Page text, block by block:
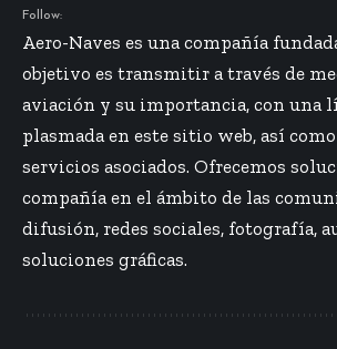
Follow:
Aero-Naves es una compañía
objetivo es transmitir a través de
aviación y su importancia, con una
plasmada en este sitio web, así
servicios asociados. Ofrecemos
compañía en el ámbito de las
difusión, redes sociales, fotografía,
soluciones gráficas.